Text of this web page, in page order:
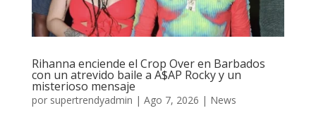
Rihanna enciende el Crop Over en Barbados
con un atrevido baile a A$AP Rocky y un
misterioso mensaje
por supertrendyadmin | Ago 7, 2026 | News